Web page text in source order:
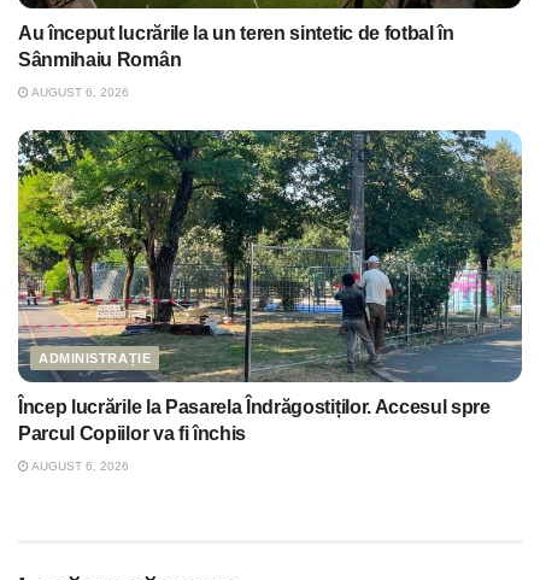
Au început lucrările la un teren sintetic de fotbal în
Sânmihaiu Român
AUGUST 6, 2026
ADMINISTRAȚIE
Încep lucrările la Pasarela Îndrăgostiților. Accesul spre
Parcul Copiilor va fi închis
AUGUST 6, 2026